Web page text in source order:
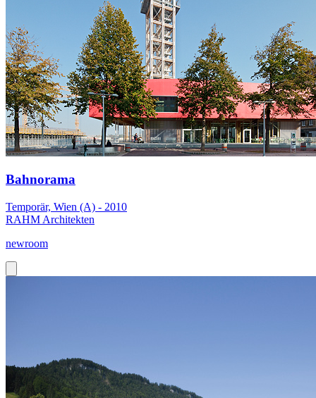
Bahnorama
Temporär, Wien (A) - 2010
RAHM Architekten
newroom